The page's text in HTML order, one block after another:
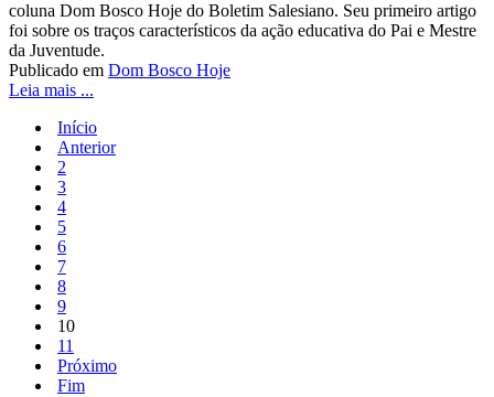
coluna Dom Bosco Hoje do Boletim Salesiano. Seu primeiro artigo
foi sobre os traços característicos da ação educativa do Pai e Mestre
da Juventude.
Publicado em Dom Bosco Hoje
Leia mais ...
Início
Anterior
2
3
4
5
6
7
8
9
10
11
Próximo
Fim